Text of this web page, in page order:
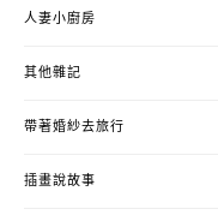
人妻小廚房
其他雜記
帶著婚紗去旅行
插畫說故事